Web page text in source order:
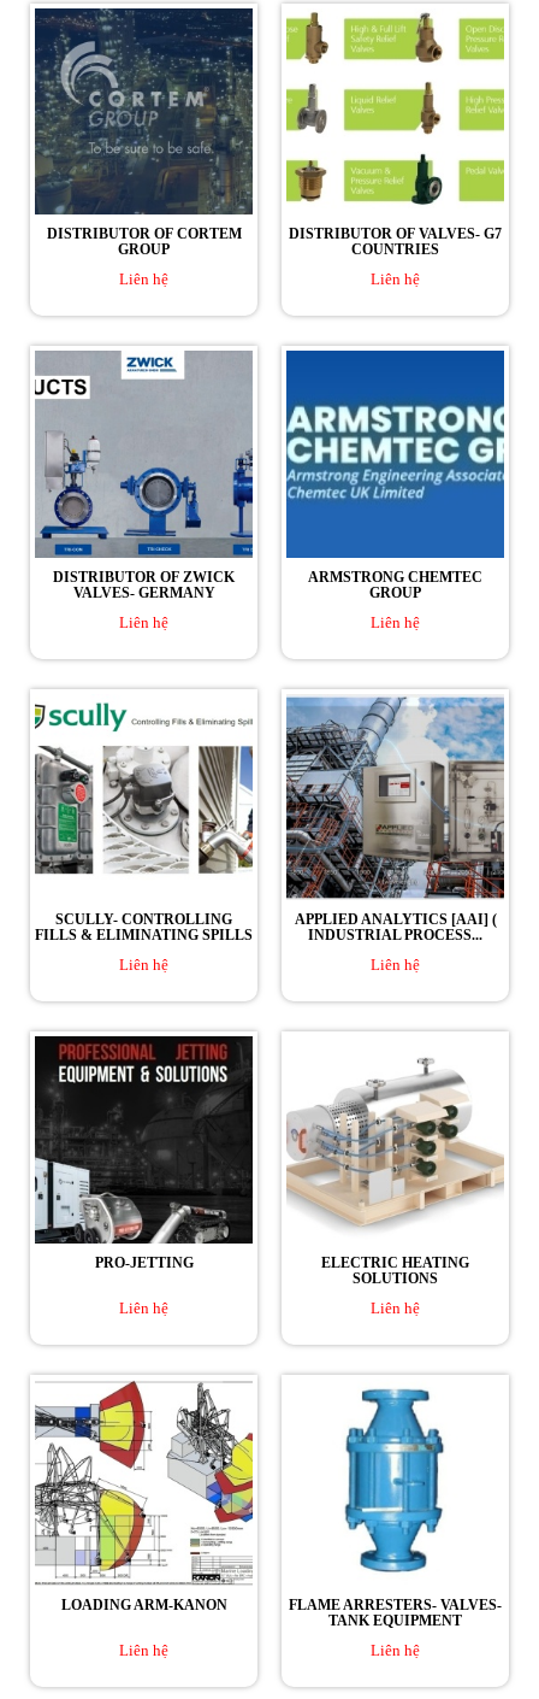
DISTRIBUTOR OF CORTEM
GROUP
Liên hệ
DISTRIBUTOR OF VALVES- G7
COUNTRIES
Liên hệ
DISTRIBUTOR OF ZWICK
VALVES- GERMANY
Liên hệ
ARMSTRONG CHEMTEC
GROUP
Liên hệ
SCULLY- CONTROLLING
FILLS & ELIMINATING SPILLS
Liên hệ
APPLIED ANALYTICS [AAI] (
INDUSTRIAL PROCESS...
Liên hệ
PRO-JETTING
Liên hệ
ELECTRIC HEATING
SOLUTIONS
Liên hệ
LOADING ARM-KANON
Liên hệ
FLAME ARRESTERS- VALVES-
TANK EQUIPMENT
Liên hệ